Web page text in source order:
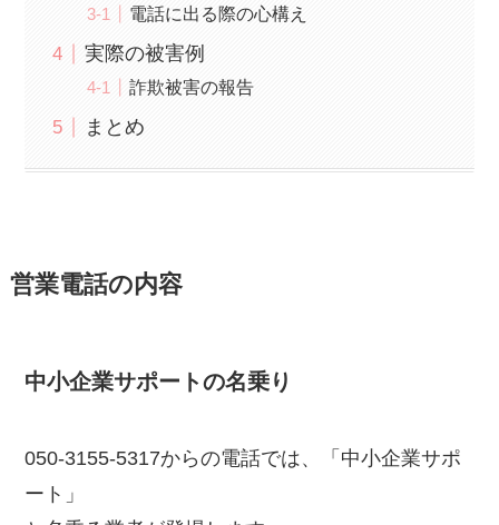
電話に出る際の心構え
実際の被害例
詐欺被害の報告
まとめ
営業電話の内容
中小企業サポートの名乗り
050-3155-5317からの電話では、「中小企業サポ
ート」